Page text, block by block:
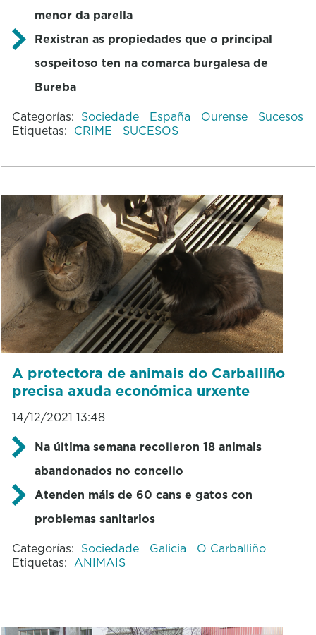
menor da parella
Rexistran as propiedades que o principal
sospeitoso ten na comarca burgalesa de
Bureba
Categorías: Sociedade España Ourense
Sucesos
Etiquetas: CRIME SUCESOS
A protectora de animais do Carballiño
precisa axuda económica urxente
14/12/2021 13:48
Na última semana recolleron 18 animais
abandonados no concello
Atenden máis de 60 cans e gatos con
problemas sanitarios
Categorías: Sociedade Galicia
O Carballiño
Etiquetas: ANIMAIS